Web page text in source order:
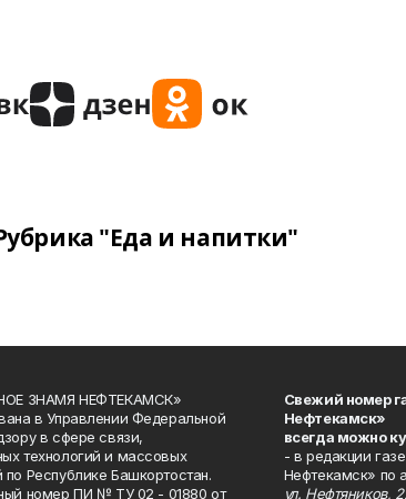
"Еда и напитки"
ЗНАМЯ НЕФТЕКАМСК»
в Управлении Федеральной
в сфере связи,
технологий и массовых
Республике Башкортостан.
номер ПИ № ТУ 02 - 01880 от
Свежий номер
Нефтекамск»
всегда можно
- в редакции
Нефтекамск» по
ул. Нефтяников,